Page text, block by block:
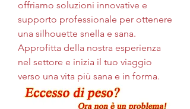
offriamo soluzioni innovative e
supporto professionale per ottenere
una silhouette snella e sana.
Approfitta della nostra esperienza
nel settore e inizia il tuo viaggio
verso una vita più sana e in forma.